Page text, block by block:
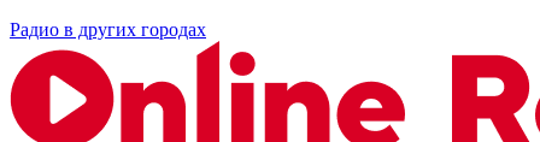
Радио в других городах